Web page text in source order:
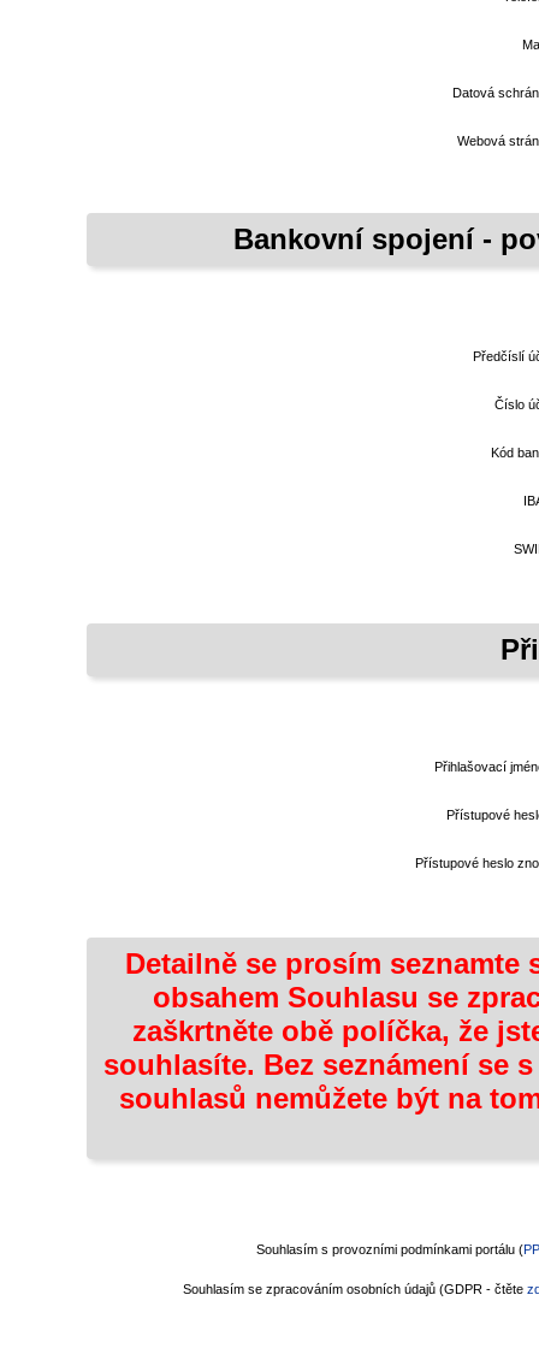
Datová
Webová
Bankovní spojení -
Předčíslí
Číslo
Kód
Přihlašovací
Přístupové
Přístupové heslo
Detailně se prosím
obsahem Souhlasu se
zaškrtněte obě políčka, že
souhlasíte. Bez seznámení se
souhlasů nemůžete být na
Souhlasím s provozními podmínkami portálu (
Souhlasím se zpracováním osobních údajů (GDPR - čtěte